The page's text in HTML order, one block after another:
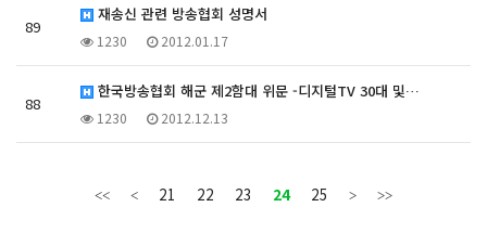
89
재송신 관련 방송협회 성명서
1230 2012.01.17
88
한국방송협회 해군 제2함대 위문 -디지털TV 30대 및…
1230 2012.12.13
21 22 23 24 25